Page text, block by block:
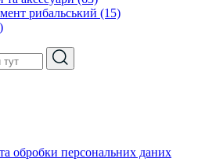
рибальський (15)
обробки персональних даних